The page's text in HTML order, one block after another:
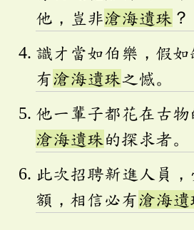
他，豈非滄海遺珠 ？
識才當如伯樂，假
有滄海遺珠之憾。
他一輩子都花在古
滄海遺珠的探求者。
此次招聘新進人員
額，相信必有滄海遺